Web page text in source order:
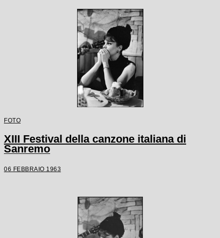
FOTO
XIII Festival della canzone italiana di
Sanremo
06 FEBBRAIO 1963